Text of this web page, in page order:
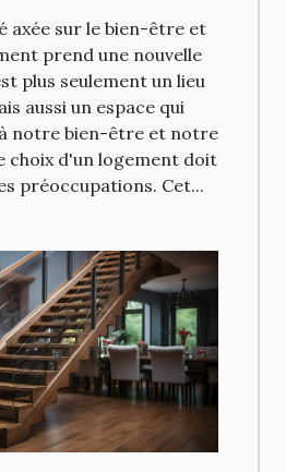
axée sur le bien-être et
prend une nouvelle
plus seulement un lieu
aussi un espace qui
notre bien-être et notre
choix d'un logement doit
préoccupations. Cet...